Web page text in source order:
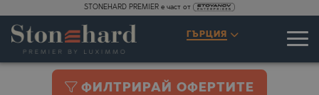
STONEHARD PREMIER е част от
ГЪРЦИЯ
ФИЛТРИРАЙ ОФЕРТИТЕ